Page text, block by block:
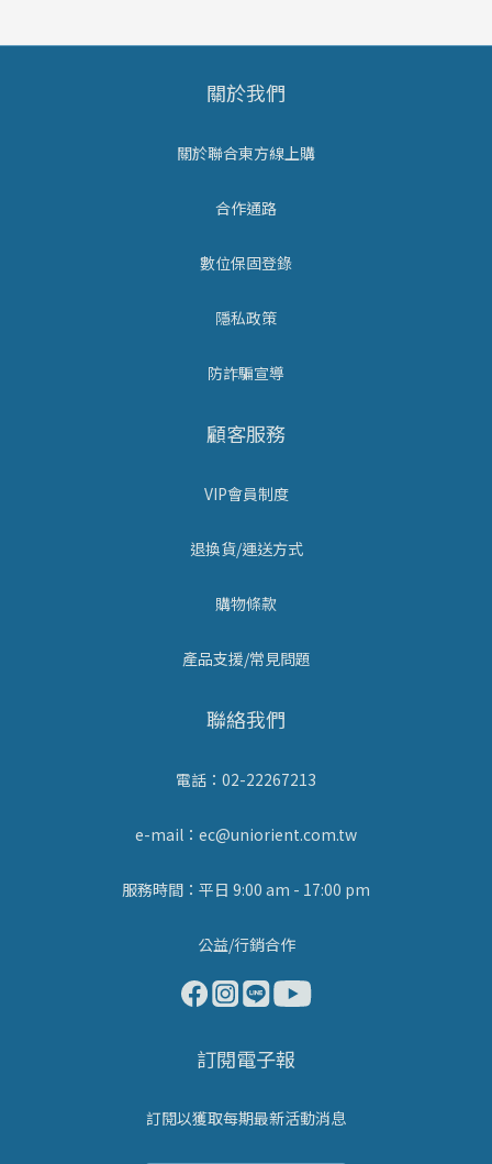
關於我們
關於聯合東方線上購
合作通路
數位保固登錄
隱私政策
防詐騙宣導
顧客服務
VIP會員制度
退換貨/運送方式
購物條款
產品支援/常見問題
聯絡我們
電話：02-22267213
e-mail：ec@uniorient.com.tw
服務時間：平日 9:00 am - 17:00 pm
公益/行銷合作
訂閱電子報
訂閱以獲取每期最新活動消息